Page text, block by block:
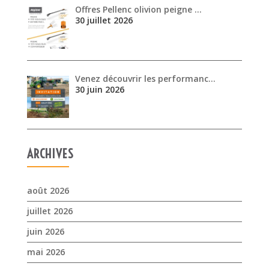
Offres Pellenc olivion peigne …
30 juillet 2026
Venez découvrir les performanc…
30 juin 2026
ARCHIVES
août 2026
juillet 2026
juin 2026
mai 2026